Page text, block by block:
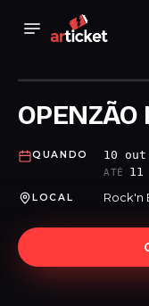
OPENZÃO
QUANDO 10
ATÉ
LOCAL Rock'n